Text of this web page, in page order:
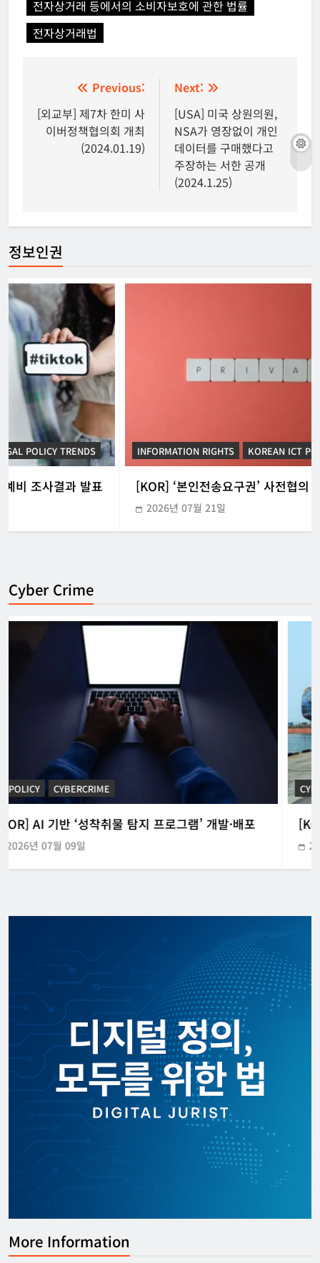
전자상거래 등에서의 소비자보호에 관한 법률
전자상거래법
탐
색
Previous:
[외교부] 제7차 한미 사
이버정책협의회 개최
(2024.01.19)
Next:
[USA] 미국 상원의원,
NSA가 영장없이 개인
데이터를 구매했다고
주장하는 서한 공개
(2024.1.25)
정보인권
INFORMATION RIGHTS KOREAN ICT POLICY TRENDS
[KOR] ‘본인전송요구권’ 사전협의 지원 시범운영
Cyber Crime
CYBERCRIME POLICE INVESTIGATION ANNOUNCEMENT
[KOR] 3대 참사 허위정보 퍼뜨린 피의자 구속
2026년 05월 31일
More Information